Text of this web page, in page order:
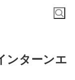
ンターンエ